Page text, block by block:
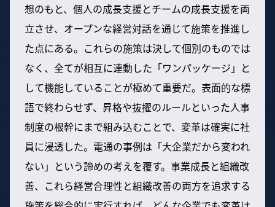
想のもと、個人の成長支援とチームの成長支援を両
立させ、オープンな経営対話を通じて施策を推進し
た点にある。これらの施策は決して個別のものでは
なく、全てが相互に連動した「ワンパッケージ」と
して機能していることが極めて重要だ。表面的な標
語で終わらせず、昇格や抜擢のルールといった人事
制度の根幹にまで組み込むことで、変革は確実に社
員に浸透した。電通の事例は「大企業だから変われ
ない」という諦めの考えを覆す。事業成長と組織改
善、これら経営合理性と組織改善の両方を追求する